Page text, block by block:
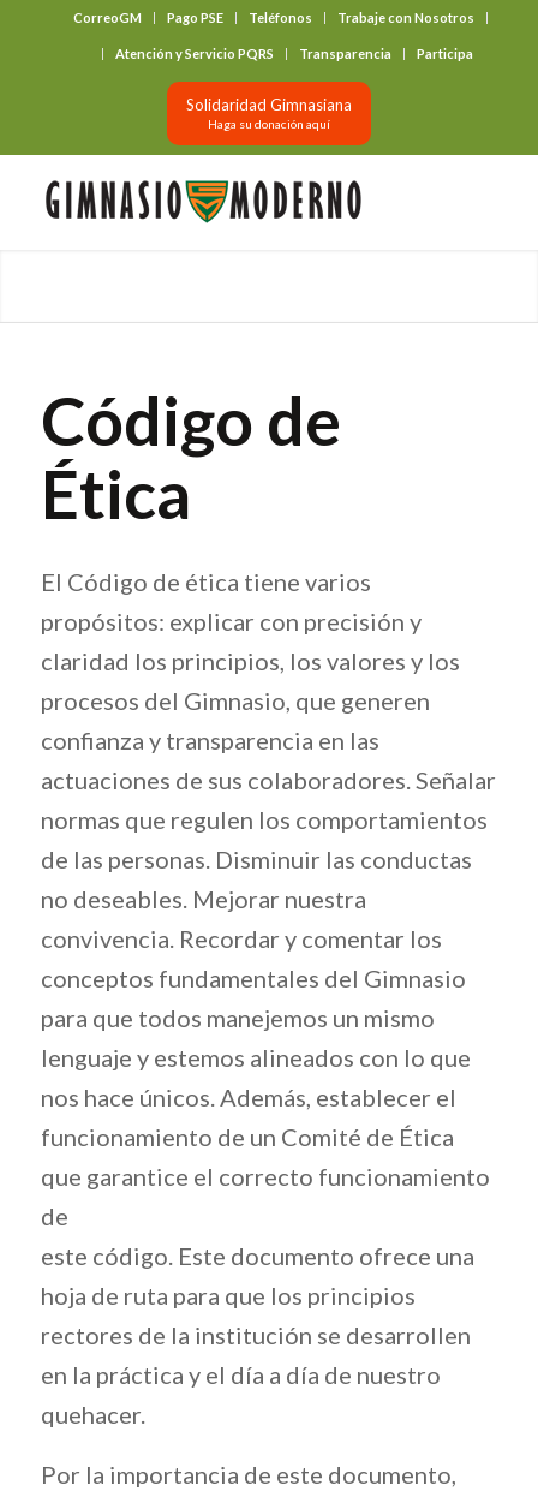
CorreoGM Pago PSE Teléfonos Trabaje con Nosotros
Atención y Servicio PQRS Transparencia Participa
Solidaridad Gimnasiana
Haga su donación aquí
Código de
Ética
El Código de ética tiene varios
propósitos: explicar con precisión y
claridad los principios, los valores y los
procesos del Gimnasio, que generen
confianza y transparencia en las
actuaciones de sus colaboradores. Señalar
normas que regulen los comportamientos
de las personas. Disminuir las conductas
no deseables. Mejorar nuestra
convivencia. Recordar y comentar los
conceptos fundamentales del Gimnasio
para que todos manejemos un mismo
lenguaje y estemos alineados con lo que
nos hace únicos. Además, establecer el
funcionamiento de un Comité de Ética
que garantice el correcto funcionamiento
de
este código. Este documento ofrece una
hoja de ruta para que los principios
rectores de la institución se desarrollen
en la práctica y el día a día de nuestro
quehacer.
Por la importancia de este documento,